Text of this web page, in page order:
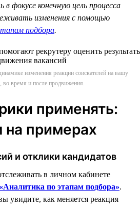
фокусе конечную цель процесса
изменения с помощью
подбора.
изменения реакции соискателей на вашу
во время и после продвижения.
применять:
на примерах
и отклики кандидатов
в личном кабинете
«Аналитика по этапам подбора».
увидите, как меняется реакция